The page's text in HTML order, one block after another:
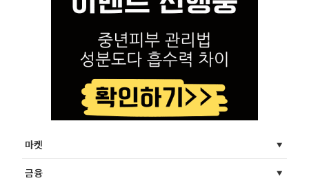
마켓
금융